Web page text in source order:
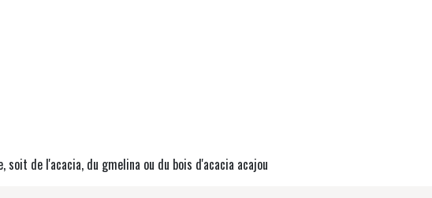
de l'acacia, du gmelina ou du bois d'acacia acajou